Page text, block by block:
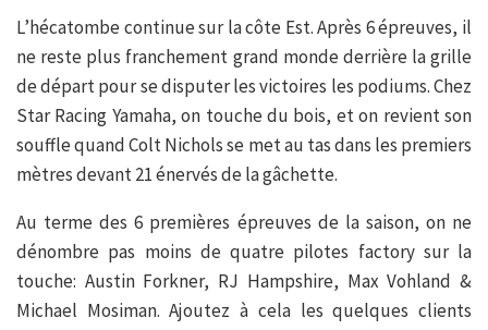
L’hécatombe continue sur la côte Est. Après 6 épreuves, il
ne reste plus franchement grand monde derrière la grille
de départ pour se disputer les victoires les podiums. Chez
Star Racing Yamaha, on touche du bois, et on revient son
souffle quand Colt Nichols se met au tas dans les premiers
mètres devant 21 énervés de la gâchette.
Au terme des 6 premières épreuves de la saison, on ne
dénombre pas moins de quatre pilotes factory sur la
touche: Austin Forkner, RJ Hampshire, Max Vohland &
Michael Mosiman. Ajoutez à cela les quelques clients